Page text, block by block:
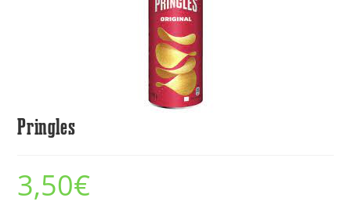
Pringles
3,50€